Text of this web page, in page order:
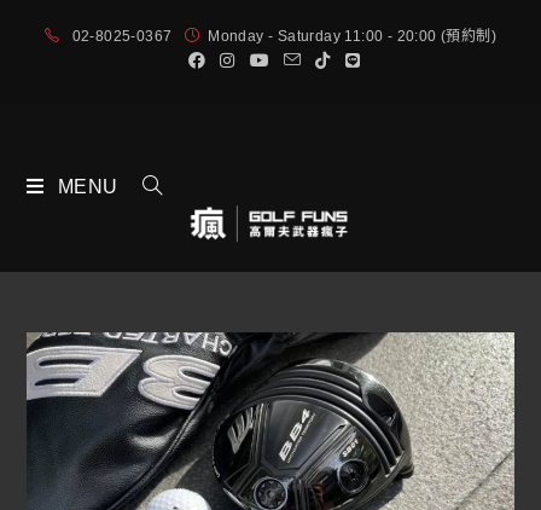
02-8025-0367 Monday - Saturday 11:00 - 20:00 (預約制)
MENU